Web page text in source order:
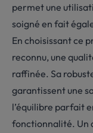
permet une
soigné en fait
En choisissant ce
reconnu, une
raffinée. Sa
garantissent une
l’équilibre parfait
fonctionnalité. Un